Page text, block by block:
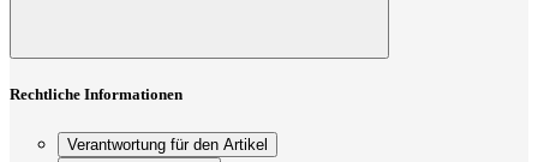
Rechtliche Informationen
Verantwortung für den Artikel